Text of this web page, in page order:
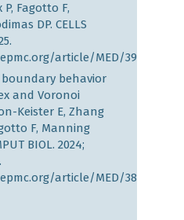
P, Fagotto F,
DP. CELLS
article/MED/39404389
boundary behavior
and Voronoi
Keister E, Zhang
F, Manning
BIOL. 2024;
article/MED/38181065